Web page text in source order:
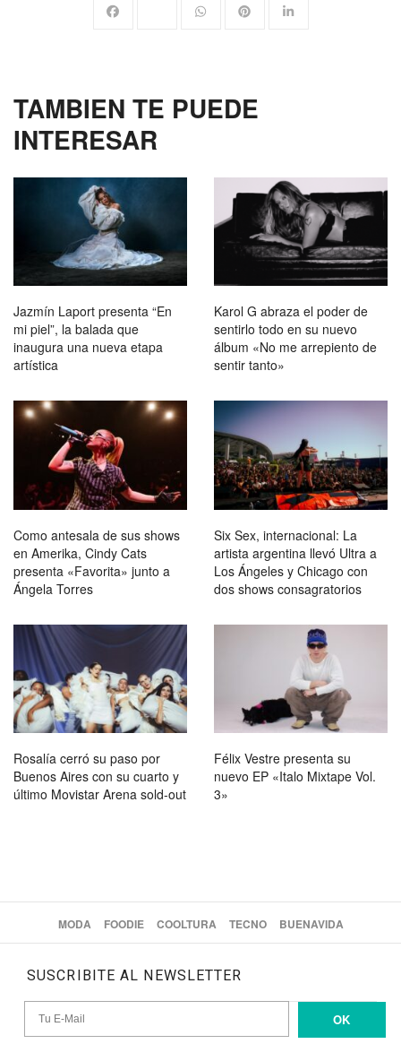
TAMBIEN TE PUEDE
INTERESAR
Jazmín Laport presenta “En
mi piel”, la balada que
inaugura una nueva etapa
artística
Karol G abraza el poder de
sentirlo todo en su nuevo
álbum «No me arrepiento de
sentir tanto»
Como antesala de sus shows
en Amerika, Cindy Cats
presenta «Favorita» junto a
Ángela Torres
Six Sex, internacional: La
artista argentina llevó Ultra a
Los Ángeles y Chicago con
dos shows consagratorios
Rosalía cerró su paso por
Buenos Aires con su cuarto y
último Movistar Arena sold-out
Félix Vestre presenta su
nuevo EP «Italo Mixtape Vol.
3»
MODA FOODIE COOLTURA TECNO BUENAVIDA
SUSCRIBITE AL NEWSLETTER
OK